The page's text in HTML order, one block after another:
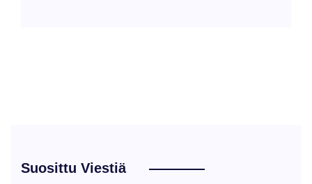
Suosittu Viestiä